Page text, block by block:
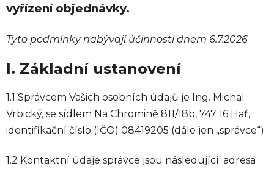
vyřízení objednávky.
Tyto podmínky nabývají účinnosti dnem 6.7.2026
I. Základní ustanovení
1.1 Správcem Vašich osobních údajů je Ing. Michal
Vrbický, se sídlem Na Chromině 811/18b, 747 16 Hať,
identifikační číslo (IČO) 08419205 (dále jen „správce“).
1.2 Kontaktní údaje správce jsou následující: adresa